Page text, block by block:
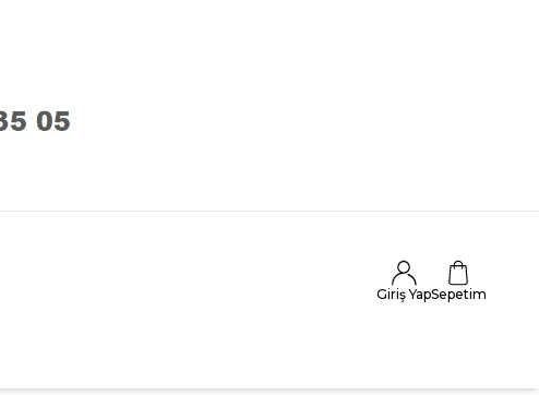
Giriş YapSepetim